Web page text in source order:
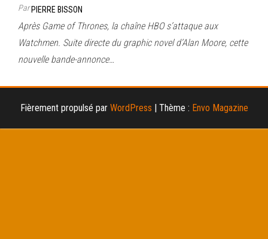
ParPIERRE BISSON
Après Game of Thrones, la chaîne HBO s’attaque aux
Watchmen. Suite directe du graphic novel d’Alan Moore, cette
nouvelle bande-annonce…
Fièrement propulsé par WordPress Thème : Envo Magazine